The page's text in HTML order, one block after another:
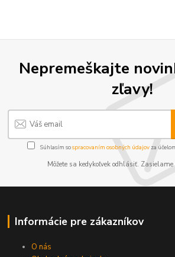
Nepremeškajte
zľavy!
Súhlasím sospracovaním osobných údajov za
Môžete sa kedykoľvek odhlásiť.
Informácie pre zákazníkov
O nás